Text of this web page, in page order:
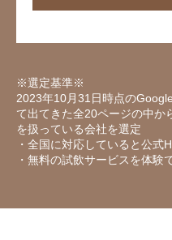
※選定基準※
2023年10月31日時点の
て出てきた全20ページの中か
を扱っている会社を選定
・全国に対応していると公式
・無料の試飲サービスを体験